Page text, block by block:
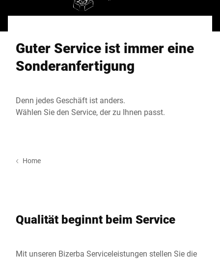
Guter Service ist immer eine
Sonderanfertigung
Denn jedes Geschäft ist anders.
Wählen Sie den Service, der zu Ihnen passt.
Home
Qualität beginnt beim Service
Mit unseren Bizerba Serviceleistungen stellen Sie die